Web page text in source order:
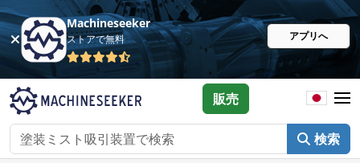
Machineseeker
ストアで無料 アプリへ
検索
販売